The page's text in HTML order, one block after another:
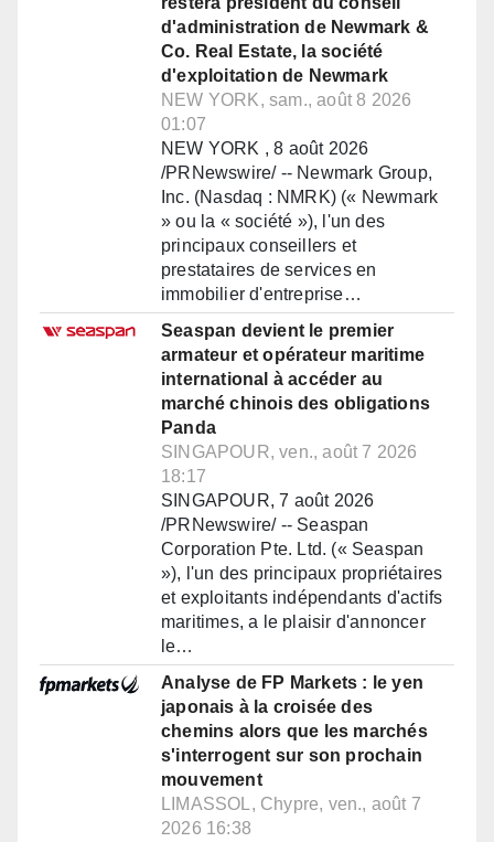
d'administration de Newmark &
Co. Real Estate, la société
d'exploitation de Newmark
NEW YORK, sam., août 8 2026
01:07
NEW YORK , 8 août 2026
/PRNewswire/ -- Newmark Group,
Inc. (Nasdaq : NMRK) (« Newmark
» ou la « société »), l'un des
principaux conseillers et
prestataires de services en
immobilier d'entreprise…
Seaspan devient le premier
armateur et opérateur maritime
international à accéder au
marché chinois des obligations
Panda
SINGAPOUR, ven., août 7 2026
18:17
SINGAPOUR, 7 août 2026
/PRNewswire/ -- Seaspan
Corporation Pte. Ltd. (« Seaspan
»), l'un des principaux propriétaires
et exploitants indépendants d'actifs
maritimes, a le plaisir d'annoncer
le…
Analyse de FP Markets : le yen
japonais à la croisée des
chemins alors que les marchés
s'interrogent sur son prochain
mouvement
LIMASSOL, Chypre, ven., août 7
2026 16:38